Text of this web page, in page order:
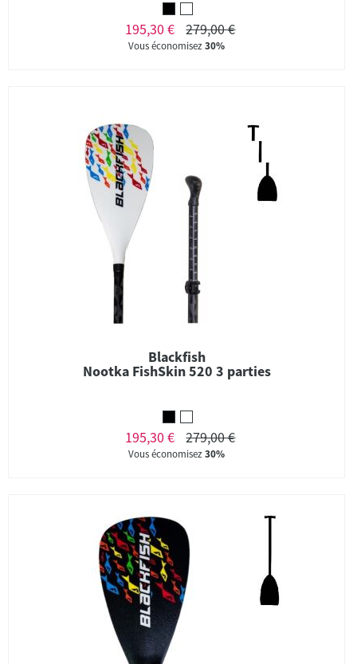
195,30 € 279,00 €
Vous économisez30%
Blackfish
Nootka FishSkin 520 3 parties
195,30 € 279,00 €
Vous économisez30%